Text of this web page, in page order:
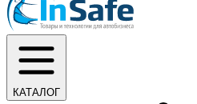
КАТАЛОГ